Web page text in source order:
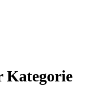
Kategorie